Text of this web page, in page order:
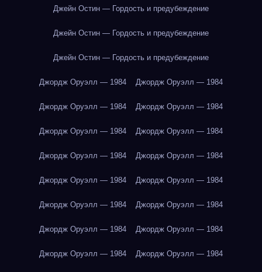
Джейн Остин — Гордость и предубеждение
Джейн Остин — Гордость и предубеждение
Джейн Остин — Гордость и предубеждение
Джордж Оруэлл — 1984 Джордж Оруэлл — 1984
Джордж Оруэлл — 1984 Джордж Оруэлл — 1984
Джордж Оруэлл — 1984 Джордж Оруэлл — 1984
Джордж Оруэлл — 1984 Джордж Оруэлл — 1984
Джордж Оруэлл — 1984 Джордж Оруэлл — 1984
Джордж Оруэлл — 1984 Джордж Оруэлл — 1984
Джордж Оруэлл — 1984 Джордж Оруэлл — 1984
Джордж Оруэлл — 1984 Джордж Оруэлл — 1984